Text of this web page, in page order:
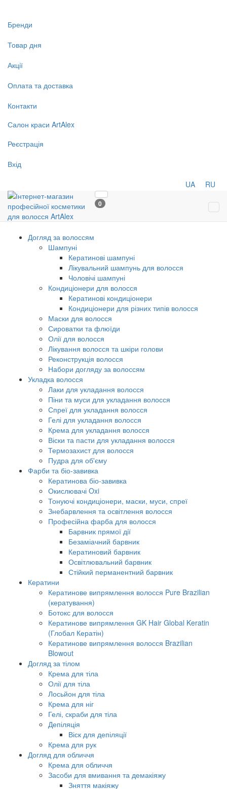
Бренди
Товар дня
Акції
Оплата та доставка
Контакти
Салон краси ArtAlex
Реєстрація
Вхід
UA RU
0
Догляд за волоссям
Шампуні
Кератинові шампуні
Лікувальний шампунь для волосся
Чоловічі шампуні
Кондиціонери для волосся
Кератинові кондиціонери
Кондиціонери для різних типів волосся
Маски для волосся
Сироватки та флюїди
Олії для волосся
Лікування волосся та шкіри голови
Реконструкція волосся
Набори догляду за волоссям
Укладка волосся
Лаки для укладання волосся
Піни та муси для укладання волосся
Спреї для укладання волосся
Гелі для укладання волосся
Крема для укладання волосся
Віски та пасти для укладання волосся
Термозахист для волосся
Пудра для об'єму
Фарби та біо-завивка
Кератинова біо-завивка
Окислювачі Oxi
Тонуючі кондиціонери, маски, муси, спреї
Знебарвлення та освітлення волосся
Професійна фарба для волосся
Барвник прямої дії
Безаміачний барвник
Кератиновий барвник
Освітлювальний барвник
Стійкий перманентний барвник
Кератини
Кератинове випрямлення волосся Pure Brazilian
(кератування)
Ботокс для волосся
Кератинове випрямлення GK Hair Global Keratin
(Глобал Кератін)
Кератинове випрямлення волосся Brazilian
Blowout
Догляд за тілом
Крема для тіла
Олії для тіла
Лосьйон для тіла
Крема для ніг
Гелі, скраби для тіла
Депіляція
Віск для депіляції
Крема для рук
Догляд для обличчя
Крема для обличчя
Засоби для вмивання та демакіяжу
Зняття макіяжу